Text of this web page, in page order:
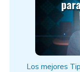
Los mejores